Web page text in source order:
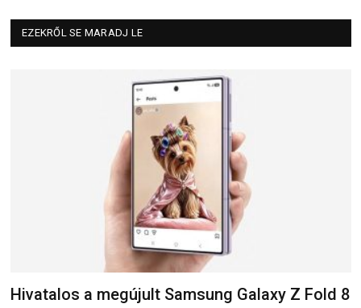
EZEKRŐL SE MARADJ LE
Hivatalos a megújult Samsung Galaxy Z Fold 8